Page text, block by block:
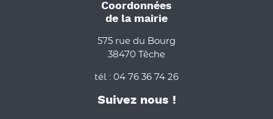
Coordonnées
de la mairie
575 rue du Bourg
38470 Têche
tél : 04 76 36 74 26
Suivez nous !